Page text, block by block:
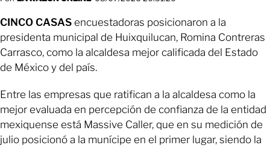
CINCO CASAS encuestadoras posicionaron a la
presidenta municipal de Huixquilucan, Romina Contreras
Carrasco, como la alcaldesa mejor calificada del Estado
de México y del país.
Entre las empresas que ratifican a la alcaldesa como la
mejor evaluada en percepción de confianza de la entidad
mexiquense está Massive Caller, que en su medición de
julio posicionó a la munícipe en el primer lugar, siendo la